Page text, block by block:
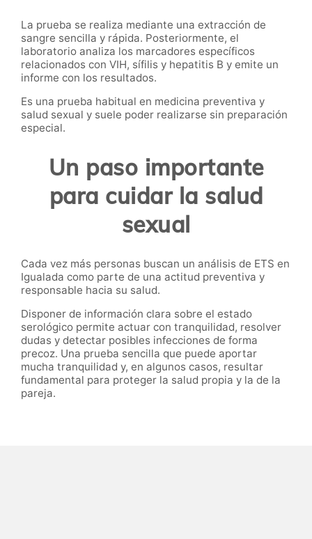
La prueba se realiza mediante una extracción de
sangre sencilla y rápida. Posteriormente, el
laboratorio analiza los marcadores específicos
relacionados con VIH, sífilis y hepatitis B y emite un
informe con los resultados.
Es una prueba habitual en medicina preventiva y
salud sexual y suele poder realizarse sin preparación
especial.
Un paso importante
para cuidar la salud
sexual
Cada vez más personas buscan un análisis de ETS en
Igualada como parte de una actitud preventiva y
responsable hacia su salud.
Disponer de información clara sobre el estado
serológico permite actuar con tranquilidad, resolver
dudas y detectar posibles infecciones de forma
precoz. Una prueba sencilla que puede aportar
mucha tranquilidad y, en algunos casos, resultar
fundamental para proteger la salud propia y la de la
pareja.